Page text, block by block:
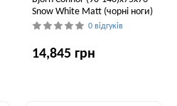
Snow White Matt (чорні ноги)
0 відгуків
14,845 грн